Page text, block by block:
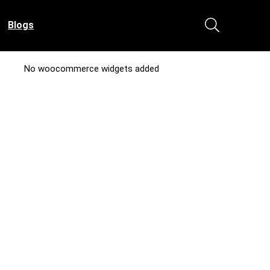
Blogs
No woocommerce widgets added